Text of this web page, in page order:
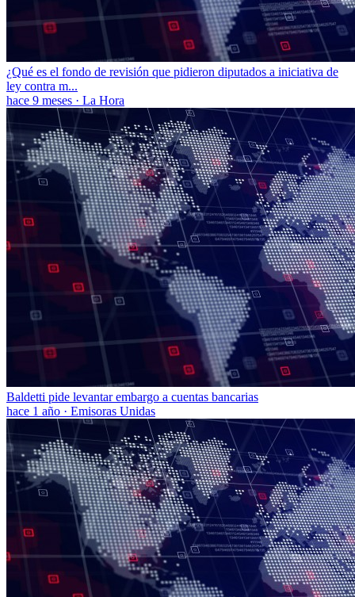
¿Qué es el fondo de revisión que pidieron diputados a iniciativa de
ley contra m...
hace 9 meses · La Hora
Baldetti pide levantar embargo a cuentas bancarias
hace 1 año · Emisoras Unidas